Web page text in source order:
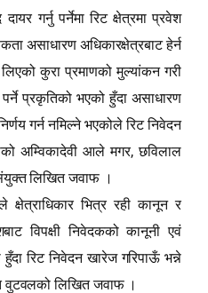
गर्नु पर्नेमा रिट क्षेत्रमा प्रवेश
असाधारण अधिकारक्षेत्रबाट हेर्न
कुरा प्रमाणको मुल्यांकन गरी
प्रकृतिको भएको हुँदा असाधारण
गर्न नमिल्ने भएकोले रिट निवेदन
अम्विकादेवी आले मगर,छविलाल
लिखित जवाफ ।
भित्र रही कानून र
विपक्षी निवेदकको कानूनी एवं
रिट निवेदन खारेज गरिपाऊँ भन्ने
वुटवलको लिखित जवाफ ।